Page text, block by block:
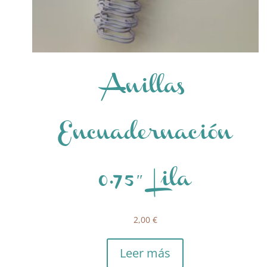
Anillas
Encuadernación
0.75″ Lila
2,00 €
Leer más